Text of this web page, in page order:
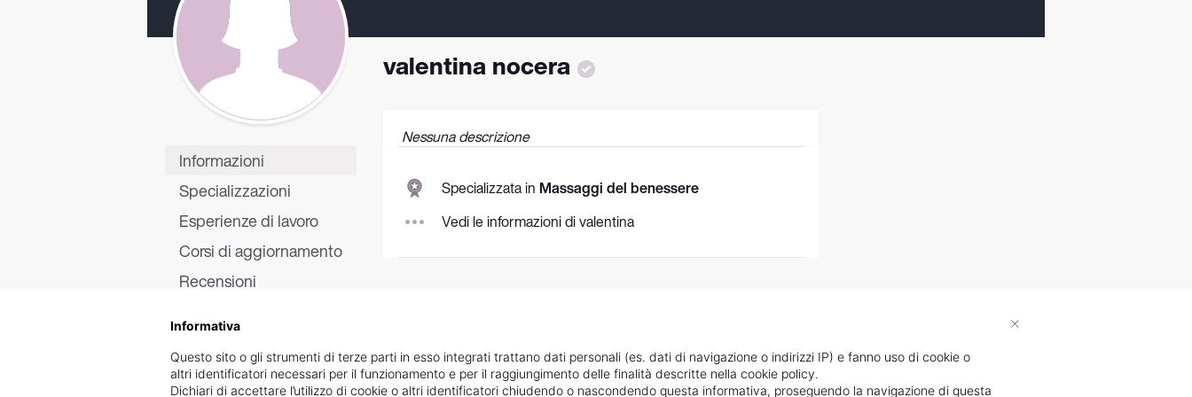
Informazioni
Specializzazioni
Esperienze di lavoro
Corsi di aggiornamento
Recensioni
valentina nocera
Nessuna descrizione
Specializzata in Massaggi del benessere
Vedi le informazioni di valentina
Informativa
Questo sito o gli strumenti di terze parti in esso integrati trattano dati personali (es. dati di navigazione o indirizzi IP) e fanno uso di cookie o
altri identificatori necessari per il funzionamento e per il raggiungimento delle finalità descritte nella cookie policy.
Dichiari di accettare l’utilizzo di cookie o altri identificatori chiudendo o nascondendo questa informativa, proseguendo la navigazione di questa
×